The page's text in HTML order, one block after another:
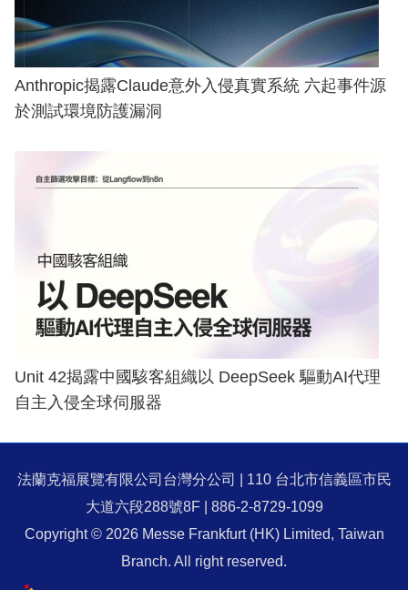
Anthropic揭露Claude意外入侵真實系統 六起事件源
於測試環境防護漏洞
Unit 42揭露中國駭客組織以 DeepSeek 驅動AI代理
自主入侵全球伺服器
法蘭克福展覽有限公司台灣分公司 | 110 台北市信義區市民
大道六段288號8F | 886-2-8729-1099
Copyright © 2026 Messe Frankfurt (HK) Limited, Taiwan
Branch. All right reserved.